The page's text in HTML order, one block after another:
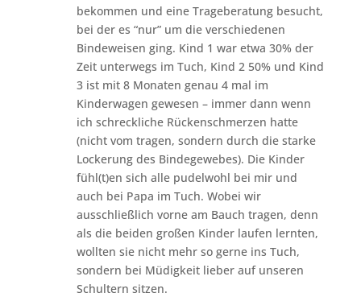
bekommen und eine Trageberatung besucht,
bei der es “nur” um die verschiedenen
Bindeweisen ging. Kind 1 war etwa 30% der
Zeit unterwegs im Tuch, Kind 2 50% und Kind
3 ist mit 8 Monaten genau 4 mal im
Kinderwagen gewesen – immer dann wenn
ich schreckliche Rückenschmerzen hatte
(nicht vom tragen, sondern durch die starke
Lockerung des Bindegewebes). Die Kinder
fühl(t)en sich alle pudelwohl bei mir und
auch bei Papa im Tuch. Wobei wir
ausschließlich vorne am Bauch tragen, denn
als die beiden großen Kinder laufen lernten,
wollten sie nicht mehr so gerne ins Tuch,
sondern bei Müdigkeit lieber auf unseren
Schultern sitzen.